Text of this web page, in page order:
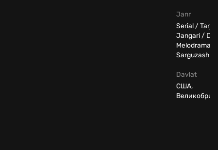
Janr
Serial /
Jangari /
Melodrama /
Sarguzasht
Davlat
США,